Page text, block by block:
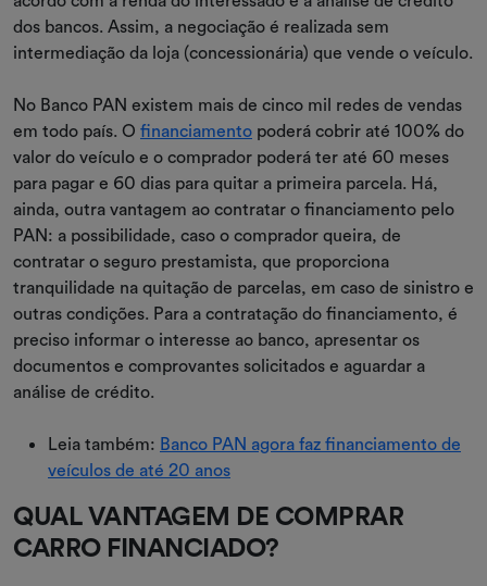
dos bancos. Assim, a negociação é realizada sem
intermediação da loja (concessionária) que vende o veículo.
No Banco PAN existem mais de cinco mil redes de vendas
em todo país. O financiamento poderá cobrir até 100% do
valor do veículo e o comprador poderá ter até 60 meses
para pagar e 60 dias para quitar a primeira parcela. Há,
ainda, outra vantagem ao contratar o financiamento pelo
PAN: a possibilidade, caso o comprador queira, de
contratar o seguro prestamista, que proporciona
tranquilidade na quitação de parcelas, em caso de sinistro e
outras condições. Para a contratação do financiamento, é
preciso informar o interesse ao banco, apresentar os
documentos e comprovantes solicitados e aguardar a
análise de crédito.
Leia também: Banco PAN agora faz financiamento de
veículos de até 20 anos
QUAL VANTAGEM DE COMPRAR
CARRO FINANCIADO?